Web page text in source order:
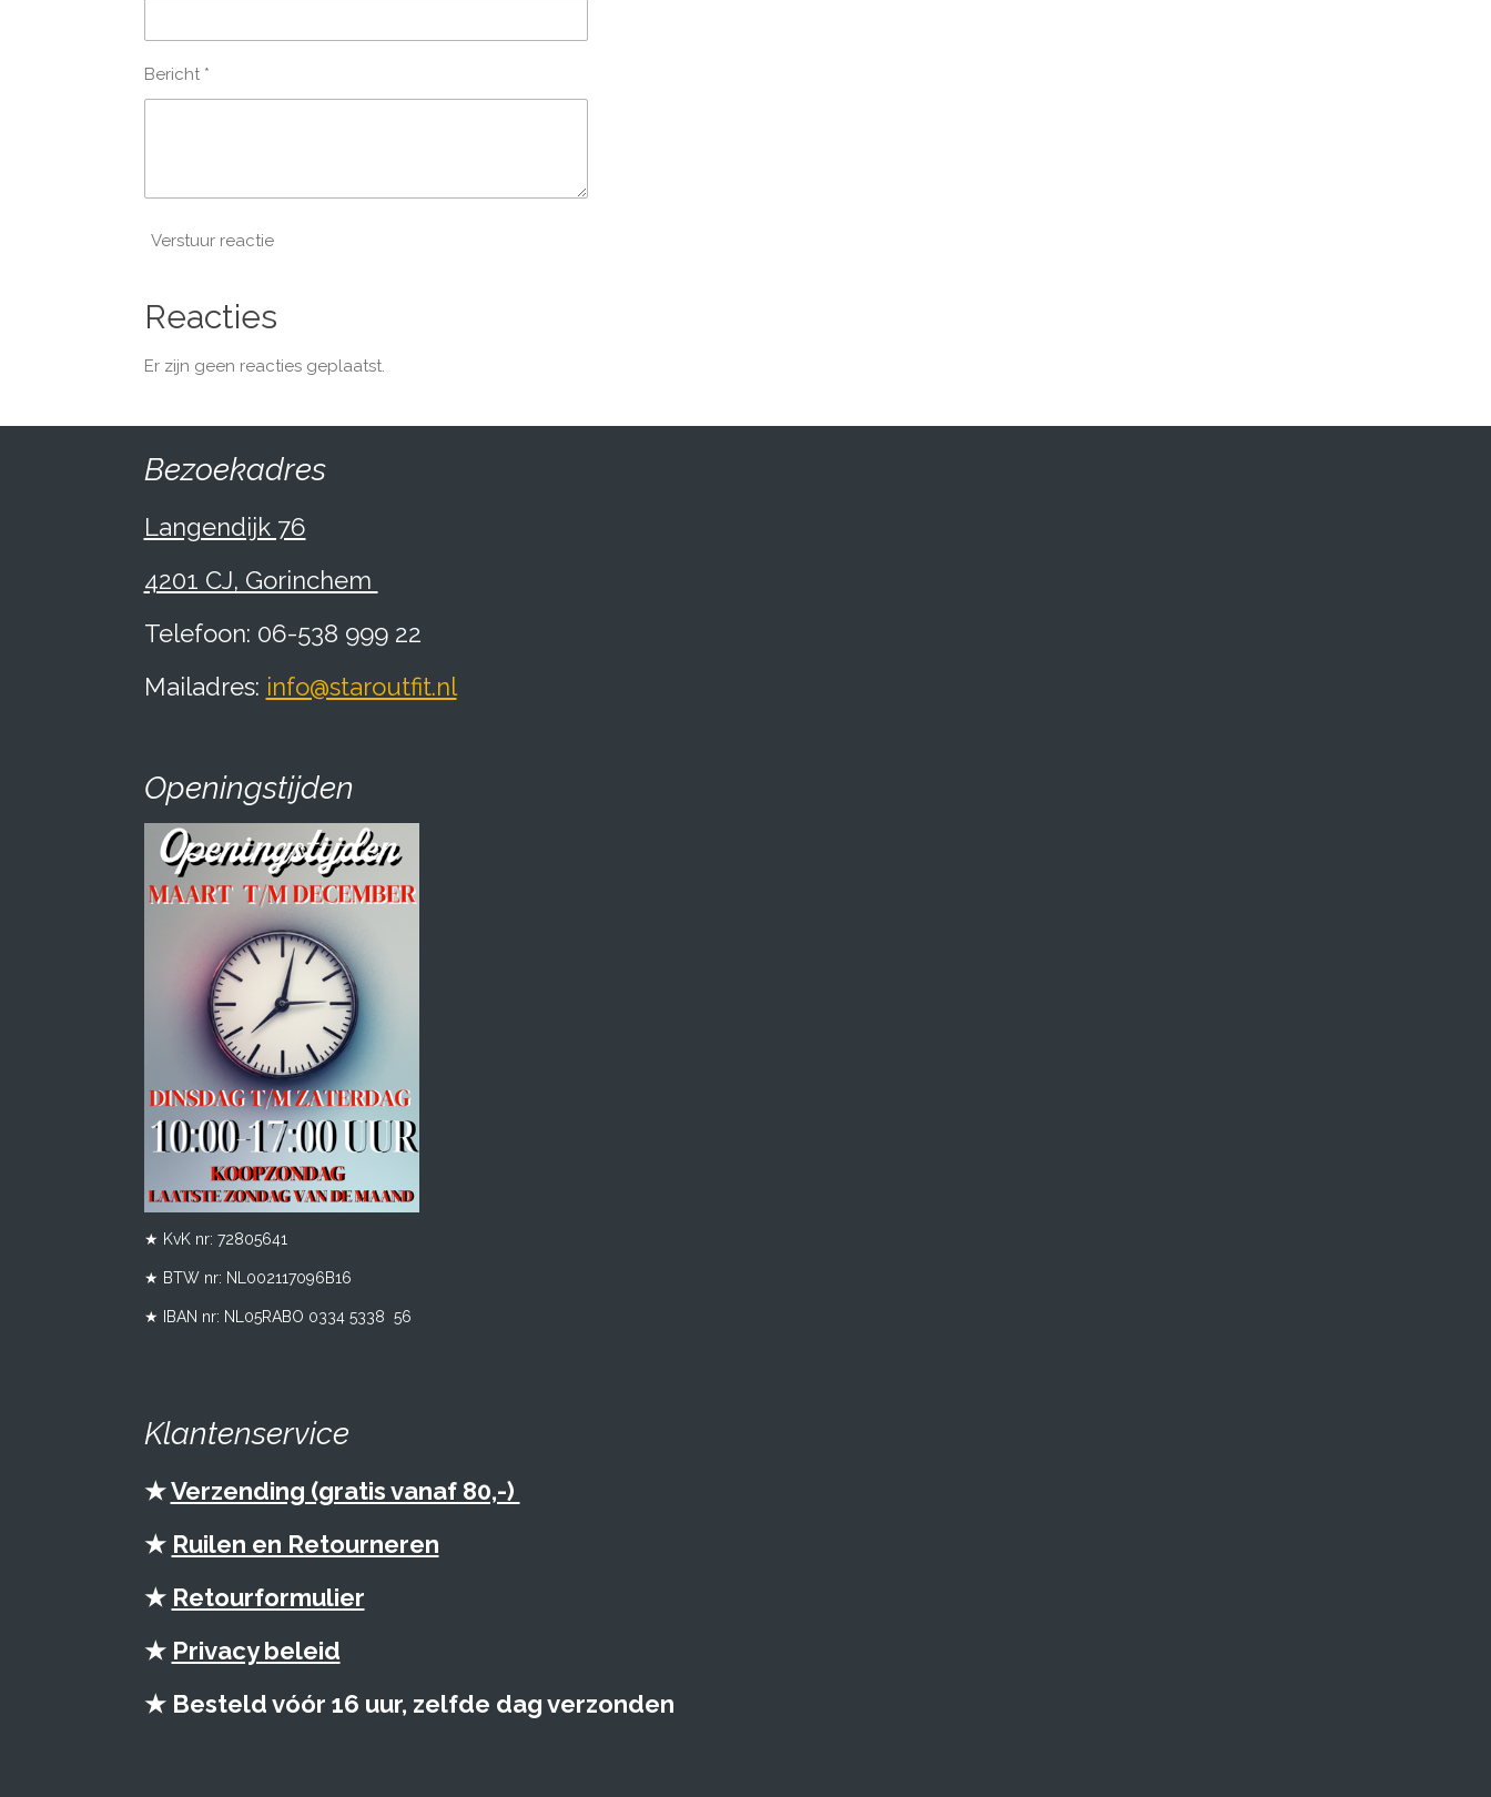
Bericht *
Verstuur reactie
Reacties
Er zijn geen reacties geplaatst.
Bezoekadres
Langendijk 76
4201 CJ, Gorinchem
Telefoon: 06-538 999 22
Mailadres: info@staroutfit.nl
Openingstijden
★ KvK nr: 72805641
★ BTW nr: NL002117096B16
★ IBAN nr: NL05RABO 0334 5338 56
Klantenservice
★Verzending (gratis vanaf 80,-)
★ Ruilen en Retourneren
★ Retourformulier
★ Privacy beleid
★ Besteld vóór 16 uur, zelfde dag verzonden